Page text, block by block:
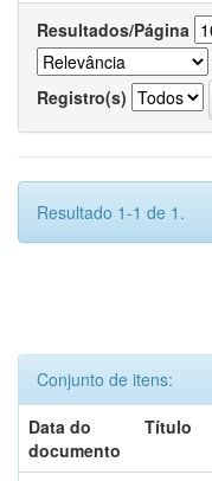
Resultados/Página
Registro(s)
Resultado 1-1 de 1.
Conjunto de itens:
Data do
documento
Título